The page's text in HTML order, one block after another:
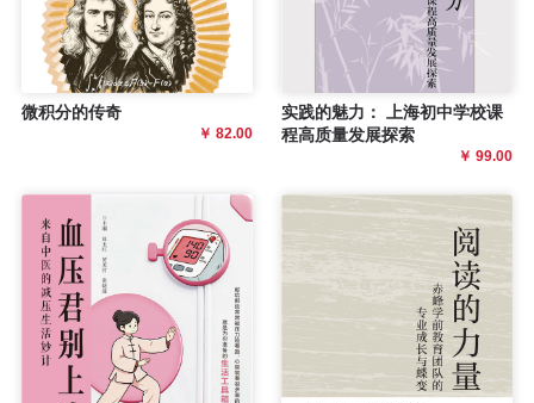
于
微积分的传奇
￥ 82.00
实践的魅力： 上海初中学校课
程高质量发展探索
￥ 99.00